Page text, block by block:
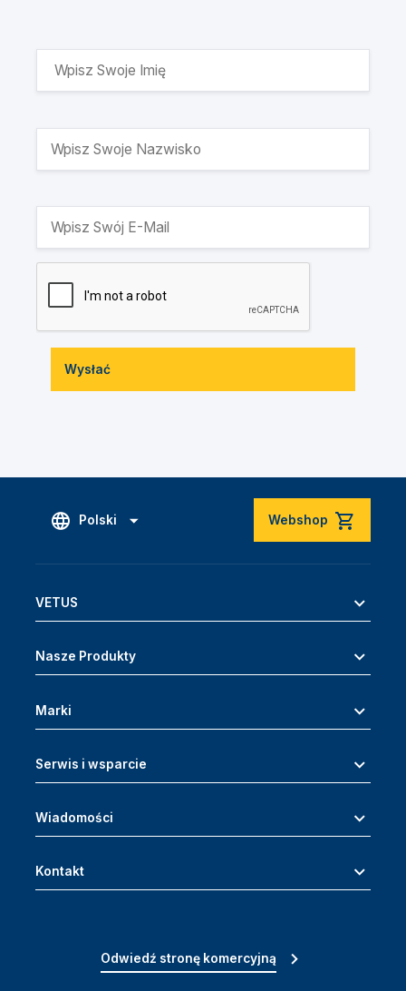
Wysłać
Polski Webshop
VETUS
Nasze Produkty
Marki
Serwis i wsparcie
Wiadomości
Kontakt
Odwiedź stronę komercyjną